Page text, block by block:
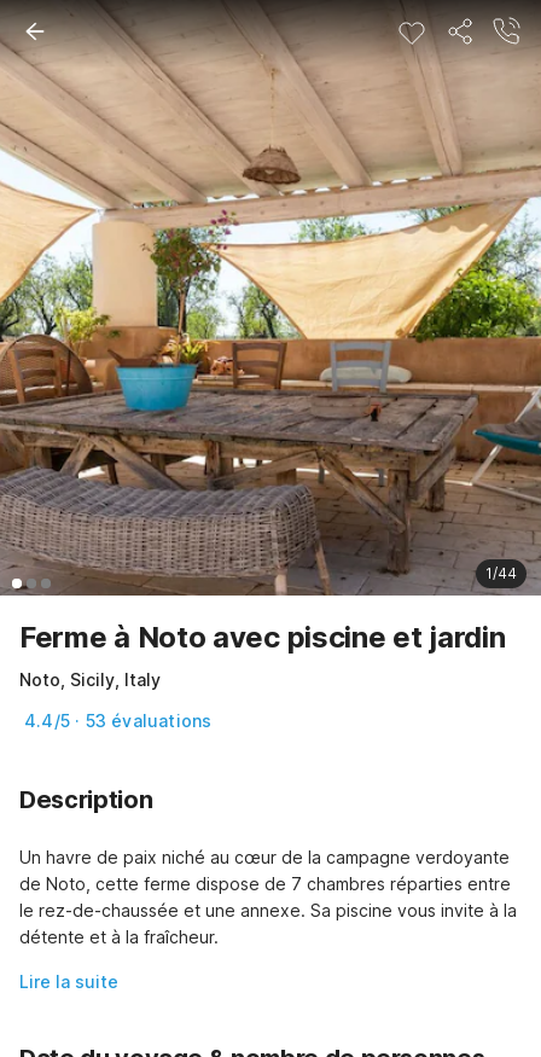
1/44
Ferme à Noto avec piscine et jardin
Noto, Sicily, Italy
4.4/5 · 53 évaluations
Description
Un havre de paix niché au cœur de la campagne verdoyante
de Noto, cette ferme dispose de 7 chambres réparties entre
le rez-de-chaussée et une annexe. Sa piscine vous invite à la
détente et à la fraîcheur.
Lire la suite